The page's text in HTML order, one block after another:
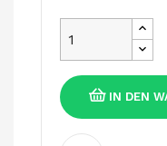
IN DEN